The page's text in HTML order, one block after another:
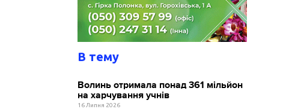
В тему
Волинь отримала понад 361 мільйон
на харчування учнів
16 Липня 2026